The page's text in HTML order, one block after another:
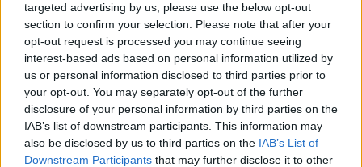
targeted advertising by us, please use the below opt-out
section to confirm your selection. Please note that after your
opt-out request is processed you may continue seeing
interest-based ads based on personal information utilized by
us or personal information disclosed to third parties prior to
your opt-out. You may separately opt-out of the further
disclosure of your personal information by third parties on the
IAB’s list of downstream participants. This information may
also be disclosed by us to third parties on the IAB’s List of
Downstream Participants that may further disclose it to other
Vizionář a dobrodruh Hugo František Salm v novém dokumentu ČT
Reklama
Pracovní nabídky
07.08.2026 -Bosch Powertrain s.r.o. Jihlava • linkový střídač • mzda
48.400 Kč • příspěvek na ubytování (Jihlava, okres Jihlava)
Bosch Powertrain s.r.o. Jihlava • obsluha CNC strojů •
48.400 Kč • náborový bonus 50.000 Kč • příspěvek na ubytování
okres Jihlava)